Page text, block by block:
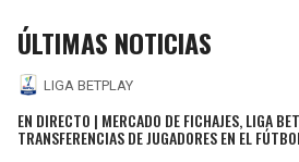
ÚLTIMAS NOTICIAS
LIGA BETPLAY
EN DIRECTO | MERCADO DE FICHAJES, LIGA
TRANSFERENCIAS DE JUGADORES EN EL